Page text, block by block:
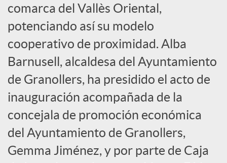
S
o
c
i
a
comarca del Vallès Oriental,
potenciando así su modelo
cooperativo de proximidad. Alba
Barnusell, alcaldesa del Ayuntamiento
de Granollers, ha presidido el acto de
inauguración acompañada de la
concejala de promoción económica
del Ayuntamiento de Granollers,
Gemma Jiménez, y por parte de Caja